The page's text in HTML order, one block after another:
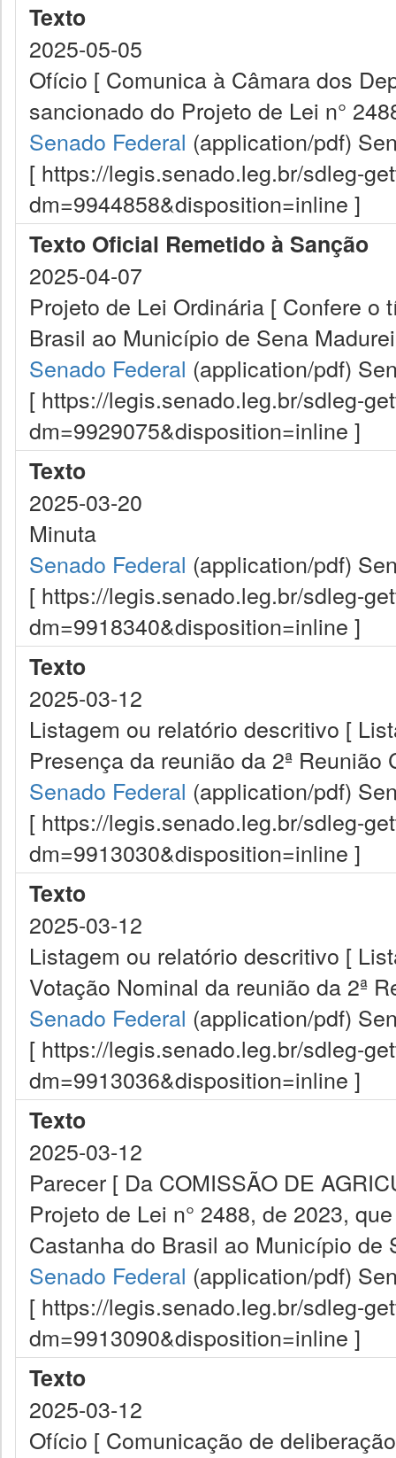
Texto
2025-05-05
Ofício [ Comunica à Câmara dos
sancionado do Projeto de Lei n°
Senado Federal (application/pdf)
[ https://legis.senado.leg.br/sdleg-
dm=9944858&disposition=inline ]
Texto Oficial Remetido à Sanção
2025-04-07
Projeto de Lei Ordinária [ Confere
Brasil ao Município de Sena
Senado Federal (application/pdf)
[ https://legis.senado.leg.br/sdleg-
dm=9929075&disposition=inline ]
Texto
2025-03-20
Minuta
Senado Federal (application/pdf)
[ https://legis.senado.leg.br/sdleg-
dm=9918340&disposition=inline ]
Texto
2025-03-12
Listagem ou relatório descritivo [
Presença da reunião da 2ª Reunião
Senado Federal (application/pdf)
[ https://legis.senado.leg.br/sdleg-
dm=9913030&disposition=inline ]
Texto
2025-03-12
Listagem ou relatório descritivo [
Votação Nominal da reunião da 2ª
Senado Federal (application/pdf)
[ https://legis.senado.leg.br/sdleg-
dm=9913036&disposition=inline ]
Texto
2025-03-12
Parecer [ Da COMISSÃO DE
Projeto de Lei n° 2488, de 2023,
Castanha do Brasil ao Município de
Senado Federal (application/pdf)
[ https://legis.senado.leg.br/sdleg-
dm=9913090&disposition=inline ]
Texto
2025-03-12
Ofício [ Comunicação de